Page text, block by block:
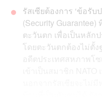
รัสเซียต้องการ ‘ข้อรับ
(Security
ตะวันตก เพื่อเป็นหลัก
โดยตะวันตกต้องไม่ตั้
อดีตประเทศสหภาพโซ